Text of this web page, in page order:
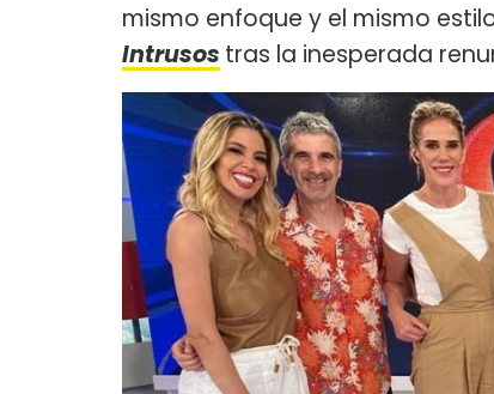
mismo enfoque y el mismo
Intrusos tras la inesperada